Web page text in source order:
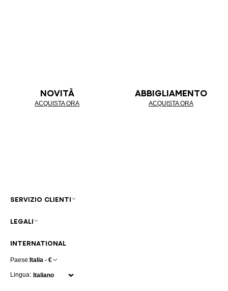
NOVITÀ
ACQUISTA ORA
ABBIGLIAMENTO
ACQUISTA ORA
INTERNATIONAL
Paese:Italia - €
Lingua:
SERVIZIO CLIENTI
LEGALI